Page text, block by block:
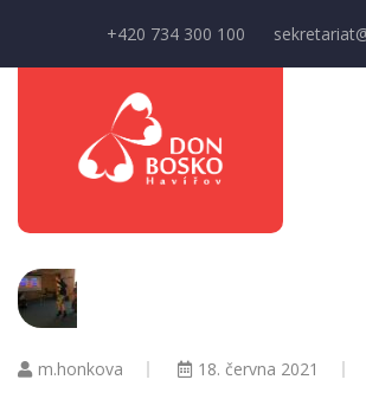
+420 734 300 100
m.honkova 18. června 2021